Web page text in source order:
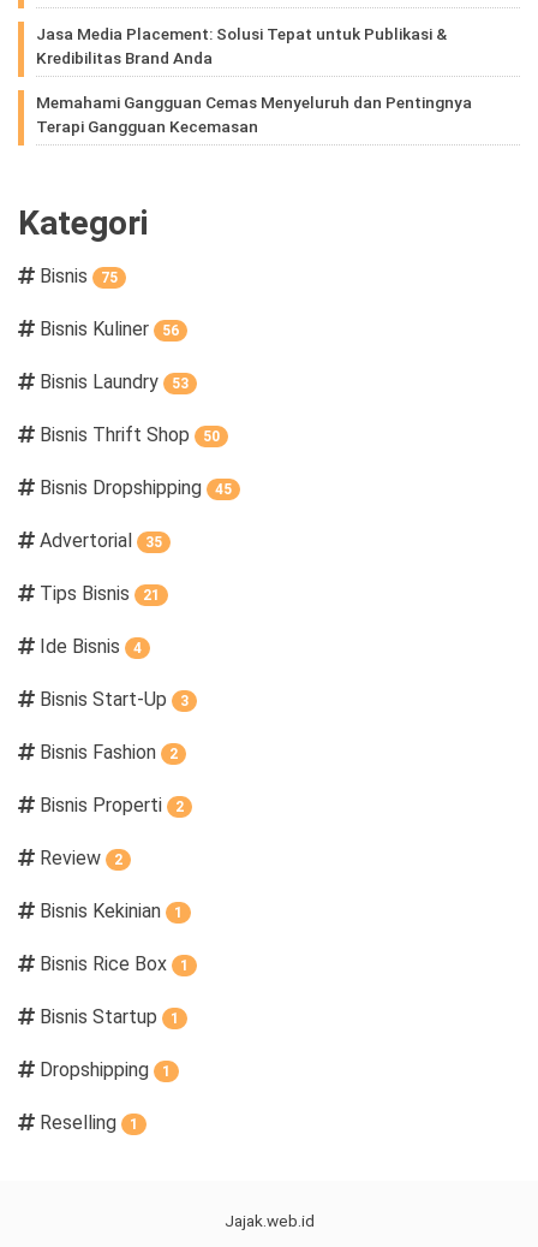
Jasa Media Placement: Solusi Tepat untuk Publikasi &
Kredibilitas Brand Anda
Memahami Gangguan Cemas Menyeluruh dan Pentingnya
Terapi Gangguan Kecemasan
Kategori
Bisnis 75
Bisnis Kuliner 56
Bisnis Laundry 53
Bisnis Thrift Shop 50
Bisnis Dropshipping 45
Advertorial 35
Tips Bisnis 21
Ide Bisnis 4
Bisnis Start-Up 3
Bisnis Fashion 2
Bisnis Properti 2
Review 2
Bisnis Kekinian 1
Bisnis Rice Box 1
Bisnis Startup 1
Dropshipping 1
Reselling 1
Jajak.web.id